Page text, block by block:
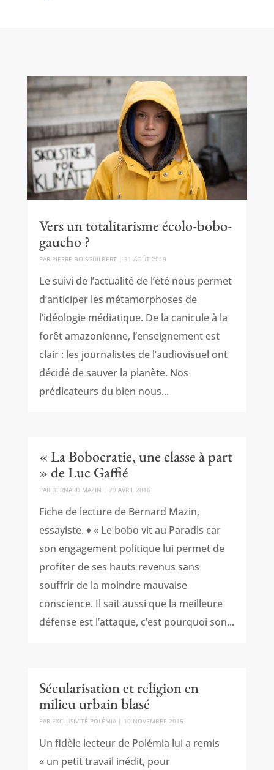
Vers un totalitarisme écolo-bobo-
gaucho ?
PAR PIERRE BOISGUILBERT| 31 AOÛT 2019
Le suivi de l’actualité de l’été nous permet
d’anticiper les métamorphoses de
l’idéologie médiatique. De la canicule à la
forêt amazonienne, l’enseignement est
clair : les journalistes de l’audiovisuel ont
décidé de sauver la planète. Nos
prédicateurs du bien nous...
« La Bobocratie, une classe à part
» de Luc Gaffié
PAR BERNARD MAZIN | 29 AVRIL 2016
Fiche de lecture de Bernard Mazin,
essayiste. ♦ « Le bobo vit au Paradis car
son engagement politique lui permet de
profiter de ses hauts revenus sans
souffrir de la moindre mauvaise
conscience. Il sait aussi que la meilleure
défense est l’attaque, c’est pourquoi son...
Sécularisation et religion en
milieu urbain blasé
PAR EXCLUSIVITÉ POLÉMIA| 10 NOVEMBRE 2015
Un fidèle lecteur de Polémia lui a remis
« un petit travail inédit, pour